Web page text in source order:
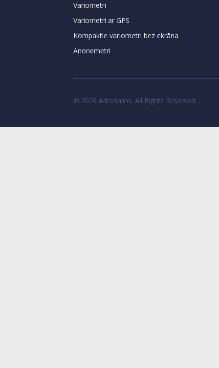
Variometri
Variometri ar GPS
Kompaktie variometri bez ekrāna
Anonemetri
© 2026 Adrenalins. All Rights Reserved.